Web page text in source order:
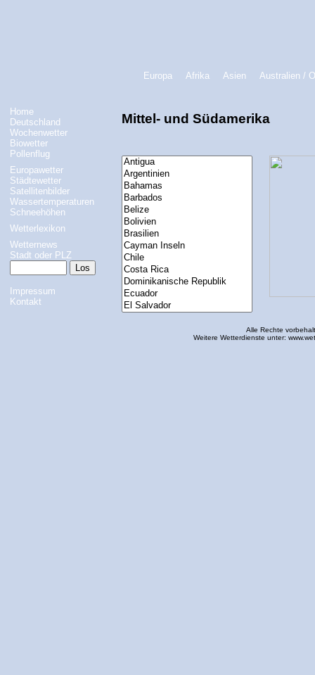
Europa Afrika Asien Australien /
Home
Deutschland
Wochenwetter
Biowetter
Pollenflug
Europawetter
Städtewetter
Satellitenbilder
Wassertemperaturen
Schneehöhen
Wetterlexikon
Wetternews
Stadt oder PLZ
Impressum
Kontakt
Mittel- und Südamerika
Alle Rechte
Weitere Wetterdienste unter: